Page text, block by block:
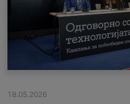
Деловни
Поддршка
Надополни кредит
18.05.2026